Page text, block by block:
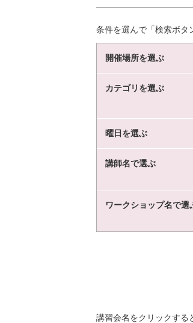
条件を選んで「検索ボタ
開催場所を選ぶ
カテゴリを選ぶ
曜日を選ぶ
講師名で選ぶ
ワークショップ名で選
講習会名をクリックする